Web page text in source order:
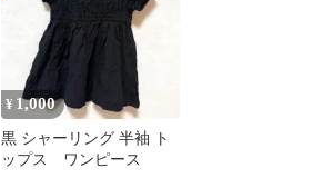
¥ 1,000
黒 シャーリング 半袖 ト
ップス ワンピース